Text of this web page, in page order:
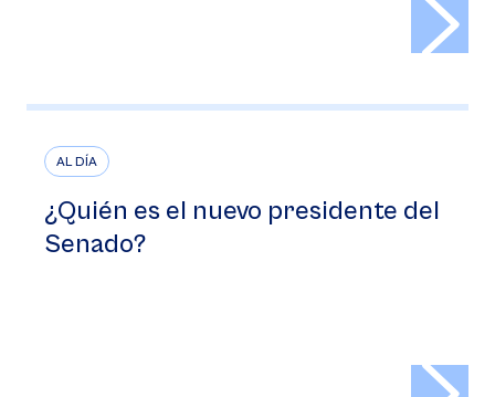
AL DÍA
¿Quién es el nuevo presidente del
Senado?